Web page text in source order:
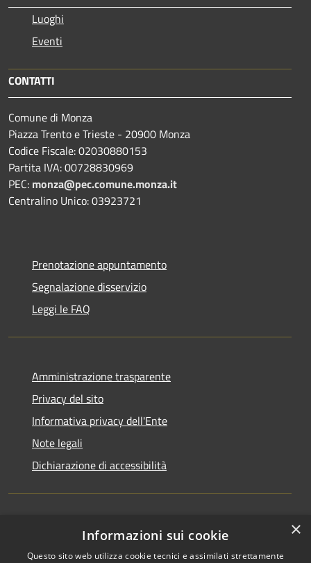
Luoghi
Eventi
CONTATTI
Comune di Monza
Piazza Trento e Trieste - 20900 Monza
Codice Fiscale: 02030880153
Partita IVA: 00728830969
PEC: monza@pec.comune.monza.it
Centralino Unico: 03923721
Prenotazione appuntamento
Segnalazione disservizio
Leggi le FAQ
Amministrazione trasparente
Privacy del sito
Informativa privacy dell'Ente
Note legali
Dichiarazione di accessibilità
Newsletter ×
Informazioni sui cookie
Questo sito web utilizza cookie tecnici e assimilati strettamente